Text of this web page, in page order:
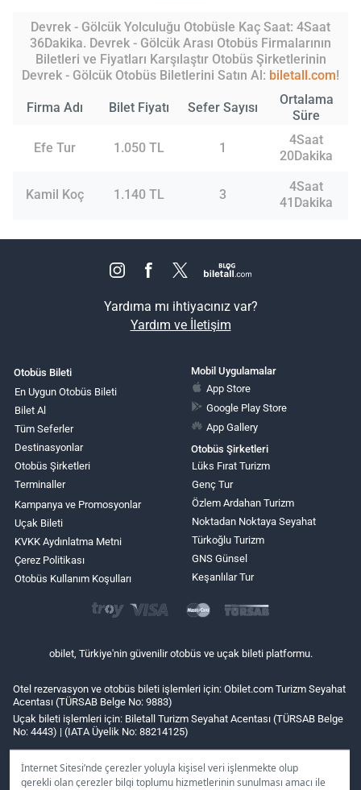
İnternet Sitesi’nde çerezler yoluyla kişisel veri işlenmekte olup
gerekli olan çerezler bilgi toplumu hizmetlerinin sunulması amacı ile
Devrek - Gölcük Yolculuğu Otobüsle Kaç Saat: 4Saat
36Dakika. Devrek - Gölcük Arası Otobüs Firmalarının
Biletleri ve Fiyatları Karşılaştır Otobüs Şirketlerinin
Devrek - Gölcük Otobüs Biletlerini Satın Al: biletall.com!
Firma Adı Bilet Fiyatı Sefer Sayısı
Ortalama
Süre
Efe Tur 1.050 TL 1
4Saat
20Dakika
Kamil Koç 1.140 TL 3
4Saat
41Dakika
Yardıma mı ihtiyacınız var?
Yardım ve İletişim
Otobüs Bileti
En Uygun Otobüs Bileti
Bilet Al
Tüm Seferler
Destinasyonlar
Otobüs Şirketleri
Terminaller
Kampanya ve Promosyonlar
Uçak Bileti
KVKK Aydınlatma Metni
Çerez Politikası
Otobüs Kullanım Koşulları
Mobil Uygulamalar
App Store
Google Play Store
App Gallery
Otobüs Şirketleri
Lüks Fırat Turizm
Genç Tur
Özlem Ardahan Turizm
Noktadan Noktaya Seyahat
Türkoğlu Turizm
GNS Günsel
Keşanlılar Tur
obilet, Türkiye'nin güvenilir otobüs ve uçak bileti platformu.
Otel rezervasyon ve otobüs bileti işlemleri için: Obilet.com Turizm Seyahat
Acentası (TÜRSAB Belge No: 9883)
Uçak bileti işlemleri için: Biletall Turizm Seyahat Acentası (TÜRSAB Belge
No: 4443) | (IATA Üyelik No: 88214125)